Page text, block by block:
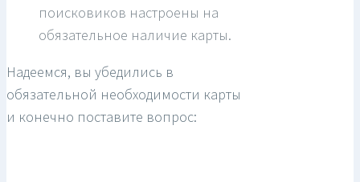
поисковиков настроены на
обязательное наличие карты.
Надеемся, вы убедились в
обязательной необходимости карты
и конечно поставите вопрос: